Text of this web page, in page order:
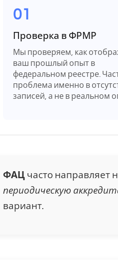
01
Проверка в ФРМР
Мы проверяем, как
ваш прошлый опыт в
федеральном реестре.
проблема именно в
записей, а не в реальном
ФАЦ часто направляет
периодическую
вариант.